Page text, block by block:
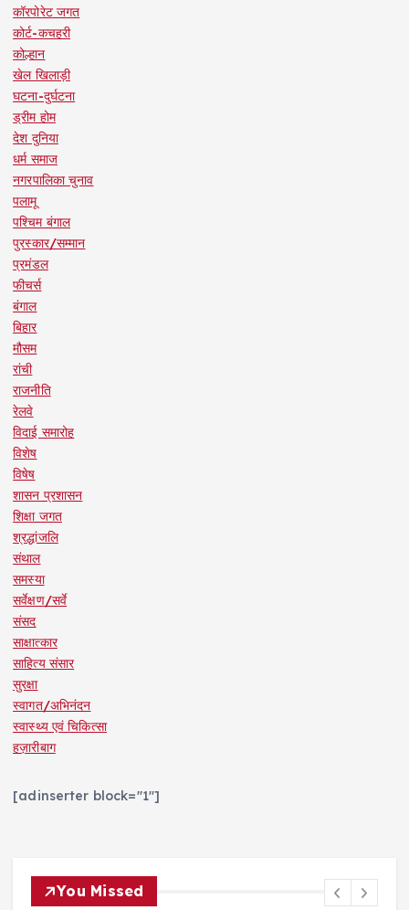
कॉरपोरेट जगत
कोर्ट-कचहरी
कोल्हान
खेल खिलाड़ी
घटना-दुर्घटना
ड्रीम होम
देश दुनिया
धर्म समाज
नगरपालिका चुनाव
पलामू
पश्चिम बंगाल
पुरस्कार/सम्मान
प्रमंडल
फीचर्स
बंगाल
बिहार
मौसम
रांची
राजनीति
रेलवे
विदाई समारोह
विशेष
विषेष
शासन प्रशासन
शिक्षा जगत
श्रद्धांजलि
संथाल
समस्या
सर्वेक्षण/सर्वे
संसद
साक्षात्कार
साहित्य संसार
सुरक्षा
स्वागत/अभिनंदन
स्वास्थ्य एवं चिकित्सा
हज़ारीबाग
[adinserter block="1"]
You Missed